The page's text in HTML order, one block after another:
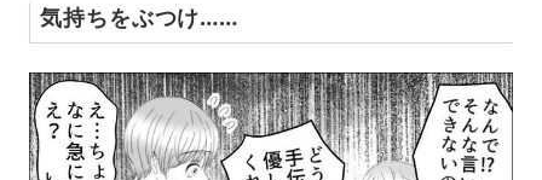
気持ちをぶつけ……